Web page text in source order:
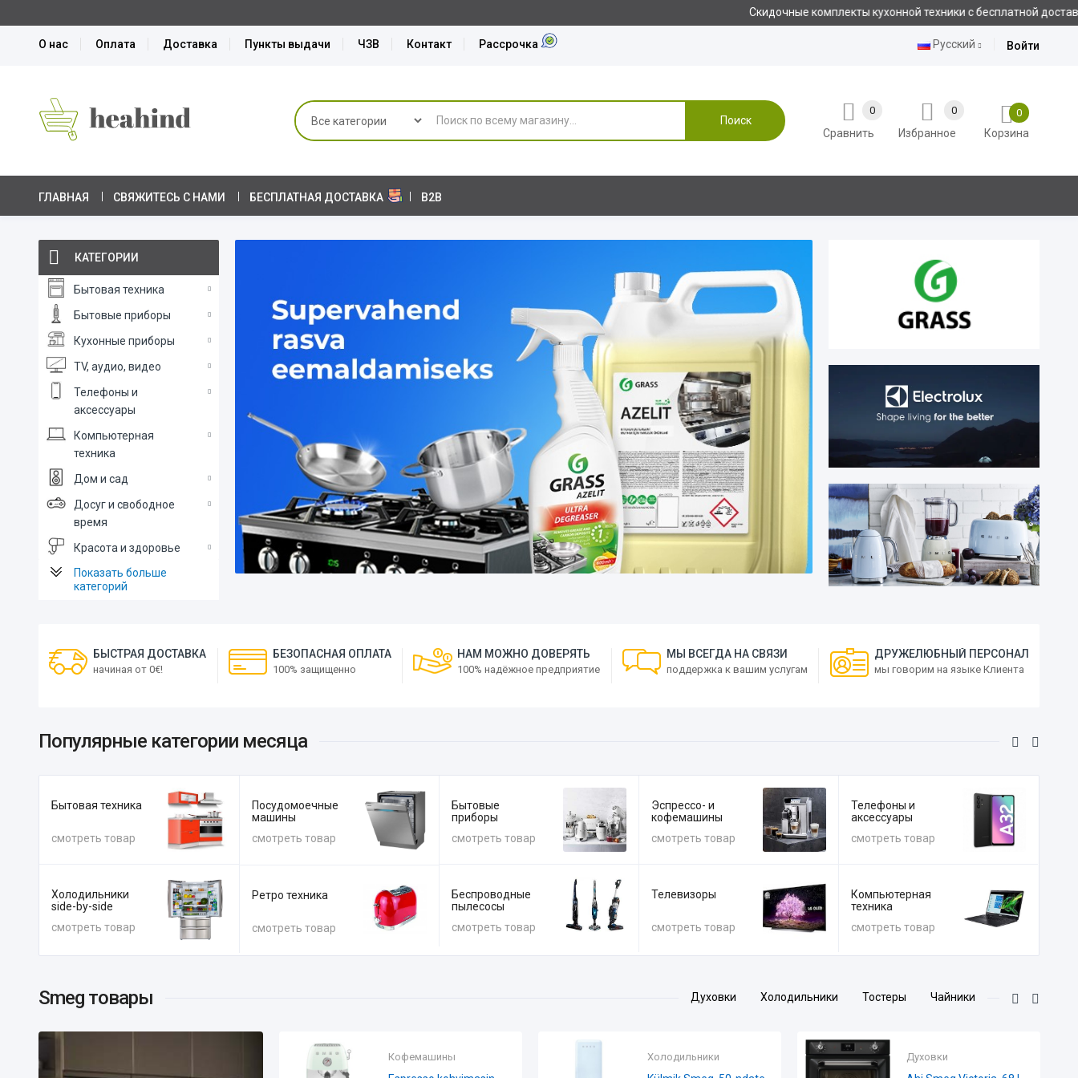
Товары с быстрой доставкой. Сделайте заказ до 13:00 и получите товар уже сегодня!
О нас Оплата Доставка Пункты выдачи ЧЗВ Контакт Рассрочка Войти
Русский
Поиск
0
Корзина
Избранное
0
Сравнить
0
ГЛАВНАЯ СВЯЖИТЕСЬ С НАМИ БЕСПЛАТНАЯ ДОСТАВКА B2B
КАТЕГОРИИ
Бытовая техника
Бытовые приборы
Кухонные приборы
TV, аудио, видео
Телефоны и
аксессуары
Компьютерная
техника
Дом и сад
Досуг и свободное
время
Красота и здоровье
Показать больше
категорий
БЫСТРАЯ ДОСТАВКА
начиная от 0€!
БЕЗОПАСНАЯ ОПЛАТА
100% защищенно
НАМ МОЖНО ДОВЕРЯТЬ
100% надёжное предприятие
МЫ ВСЕГДА НА СВЯЗИ
поддержка к вашим услугам
ДРУЖЕЛЮБНЫЙ ПЕРСОНАЛ
мы говорим на языке Клиента
Популярные категории месяца
Бытовая техника
смотреть товар
Холодильники
side-by-side
смотреть товар
Посудомоечные
машины
смотреть товар
Ретро техника
смотреть товар
Бытовые
приборы
смотреть товар
Беспроводные
пылесосы
смотреть товар
Эспрессо- и
кофемашины
смотреть товар
Телевизоры
смотреть товар
Телефоны и
аксессуары
смотреть товар
Компьютерная
техника
смотреть товар
Smeg товары Духовки Холодильники Тостеры Чайники
Холодильники Духовки Кухонные смесители